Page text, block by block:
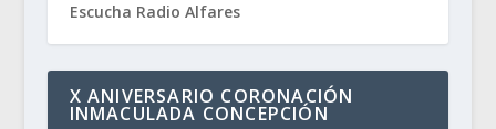
Escucha Radio Alfares
X ANIVERSARIO CORONACIÓN
INMACULADA CONCEPCIÓN